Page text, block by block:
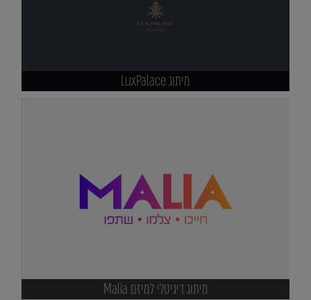
מיתוג LuxPalace
מיתוג דיגיטלי למיזם Malia